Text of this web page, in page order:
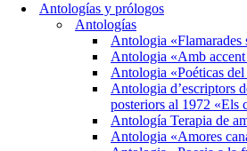
Antologías y prólogos
Antologías
Antologia «Flamarades
Antologia «Amb accent
Antologia «Poéticas del
Antologia d’escriptors
posteriors al 1972 «Els
Antología Terapia de
Antologia «Amores